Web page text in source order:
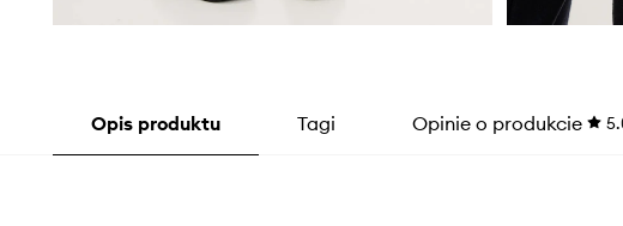
Opis produktu Tagi Opinie o produkcie